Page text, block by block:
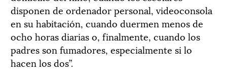
disponen de ordenador personal, videoconsola
en su habitación, cuando duermen menos de
ocho horas diarias o, finalmente, cuando los
padres son fumadores, especialmente si lo
hacen los dos”.